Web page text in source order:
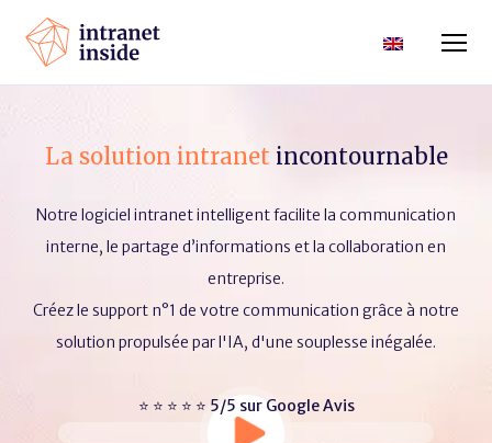
La solution intranet incontournable
Notre logiciel intranet intelligent facilite la communication
interne, le partage d’informations et la collaboration en
entreprise.
Créez le support n°1 de votre communication grâce à notre
solution propulsée par l'IA, d'une souplesse inégalée.
⭐ ⭐ ⭐ ⭐ ⭐ 5/5 sur Google Avis​